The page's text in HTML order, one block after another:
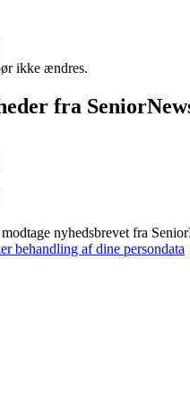
ikke ændres.
fra
nyhedsbrevet fra
behandling af dine persondata